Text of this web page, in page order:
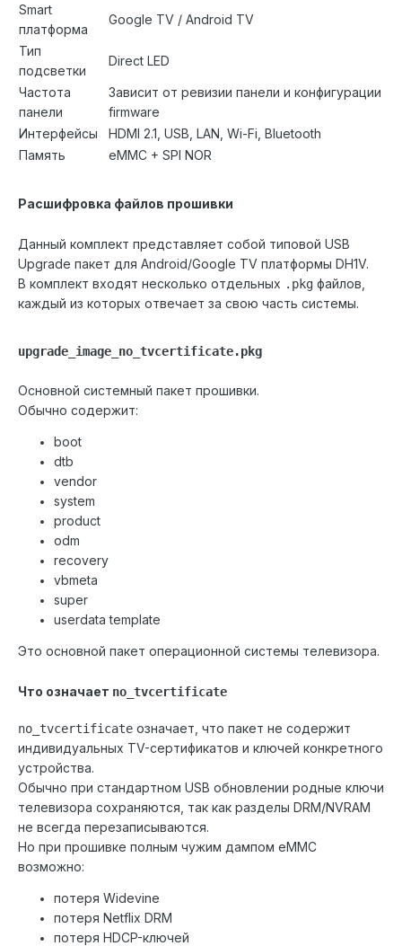
Smart
платформа
Google TV / Android TV
Тип
подсветки
Direct LED
Частота
панели
Зависит от ревизии панели и конфигурации
firmware
Интерфейсы
HDMI 2.1, USB, LAN, Wi-Fi, Bluetooth
Память
eMMC + SPI NOR
Расшифровка файлов прошивки
Данный комплект представляет собой типовой USB
Upgrade пакет для Android/Google TV платформы DH1V.
В комплект входят несколько отдельных .pkg файлов,
каждый из которых отвечает за свою часть системы.
upgrade_image_no_tvcertificate.pkg
Основной системный пакет прошивки.
Обычно содержит:
boot
dtb
vendor
system
product
odm
recovery
vbmeta
super
userdata template
Это основной пакет операционной системы телевизора.
Что означает no_tvcertificate
no_tvcertificate означает, что пакет не содержит
индивидуальных TV-сертификатов и ключей конкретного
устройства.
Обычно при стандартном USB обновлении родные ключи
телевизора сохраняются, так как разделы DRM/NVRAM
не всегда перезаписываются.
Но при прошивке полным чужим дампом eMMC
возможно:
потеря Widevine
потеря Netflix DRM
потеря HDCP-ключей